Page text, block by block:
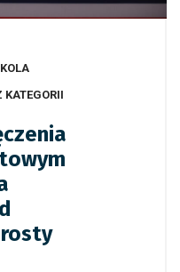
KATEGORII